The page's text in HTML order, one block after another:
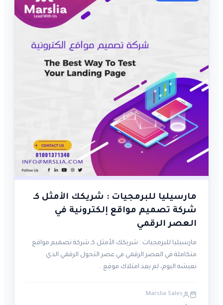
مارسيليا للبرمجيات : شريكك الأمثل كـ
شركة تصميم مواقع إلكترونية في
العصر الرقمي
مارسيليا للبرمجيات : شريكك الأمثل كـ شركة تصميم مواقع
متكاملة في العصر الرقمي في عصر التحول الرقمي الذي
نعيشه اليوم، لم يعد امتلاك موقع…
Marslia Sales